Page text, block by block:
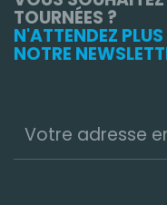
TOURNÉES ?
N'ATTENDEZ
NOTRE